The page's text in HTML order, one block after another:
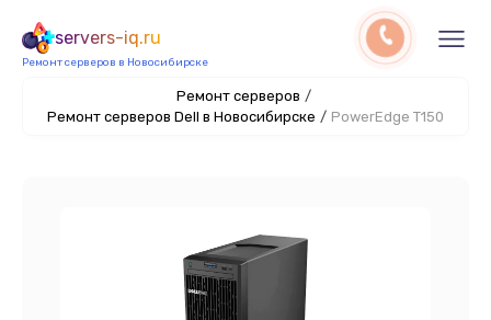
servers-iq.ru
Ремонт серверов в Новосибирске
Ремонт серверов /
Ремонт серверов Dell в Новосибирске / PowerEdge T150